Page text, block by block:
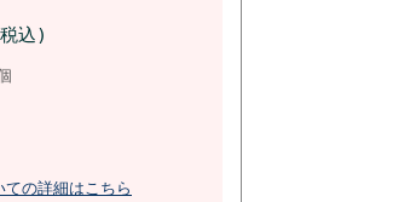
込)
ての詳細はこちら